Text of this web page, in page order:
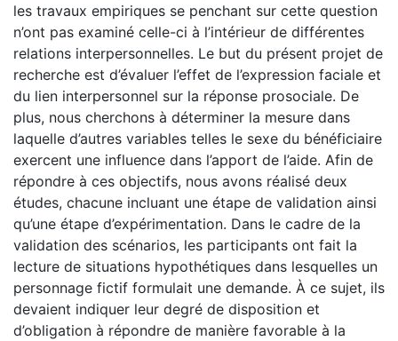
les travaux empiriques se penchant sur cette question
n’ont pas examiné celle-ci à l’intérieur de différentes
relations interpersonnelles. Le but du présent projet de
recherche est d’évaluer l’effet de l’expression faciale et
du lien interpersonnel sur la réponse prosociale. De
plus, nous cherchons à déterminer la mesure dans
laquelle d’autres variables telles le sexe du bénéficiaire
exercent une influence dans l’apport de l’aide. Afin de
répondre à ces objectifs, nous avons réalisé deux
études, chacune incluant une étape de validation ainsi
qu’une étape d’expérimentation. Dans le cadre de la
validation des scénarios, les participants ont fait la
lecture de situations hypothétiques dans lesquelles un
personnage fictif formulait une demande. À ce sujet, ils
devaient indiquer leur degré de disposition et
d’obligation à répondre de manière favorable à la